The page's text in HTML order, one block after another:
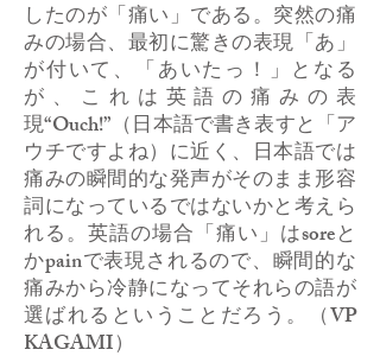
したのが「痛い」である。突然の痛
みの場合、最初に驚きの表現「あ」
が付いて、「あいたっ！」となる
が、これは英語の痛みの表
現“Ouch!”（日本語で書き表すと「ア
ウチですよね）に近く、日本語では
痛みの瞬間的な発声がそのまま形容
詞になっているではないかと考えら
れる。英語の場合「痛い」はsoreと
かpainで表現されるので、瞬間的な
痛みから冷静になってそれらの語が
選ばれるということだろう。（VP
KAGAMI）